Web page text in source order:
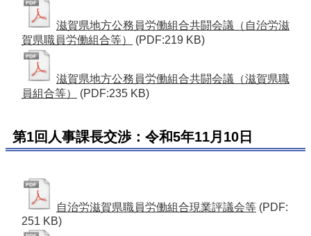
滋賀県地方公務員労働組合共闘会議（自治労滋
賀県職員労働組合等）
(PDF:219 KB)
滋賀県地方公務員労働組合共闘会議（滋賀県職
員組合等）
(PDF:235 KB)
第1回人事課長交渉：令和5年11月10日
自治労滋賀県職員労働組合現業評議会等 (PDF:
251 KB)